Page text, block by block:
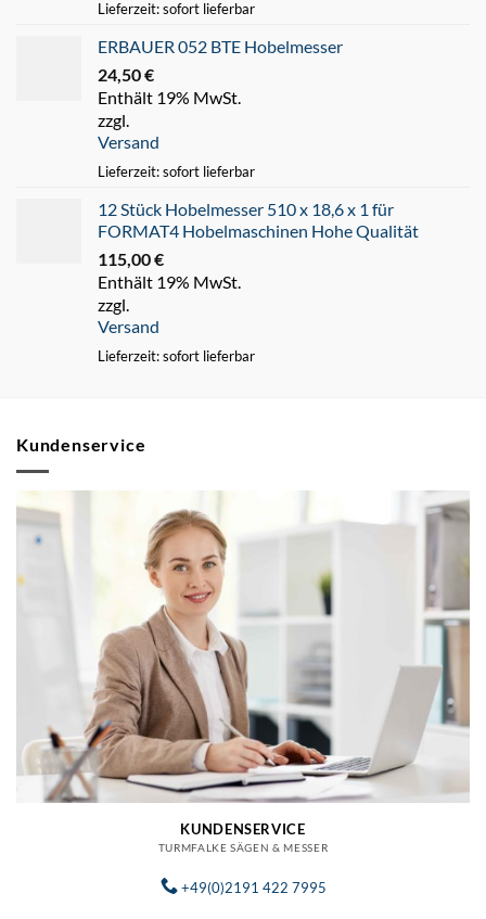
Lieferzeit: sofort lieferbar
ERBAUER 052 BTE Hobelmesser
24,50€
Enthält 19% MwSt.
zzgl.
Versand
Lieferzeit: sofort lieferbar
12 Stück Hobelmesser 510 x 18,6 x 1 für
FORMAT4 Hobelmaschinen Hohe Qualität
115,00€
Enthält 19% MwSt.
zzgl.
Versand
Lieferzeit: sofort lieferbar
Kundenservice
KUNDENSERVICE
TURMFALKE SÄGEN & MESSER
+49(0)2191 422 7995